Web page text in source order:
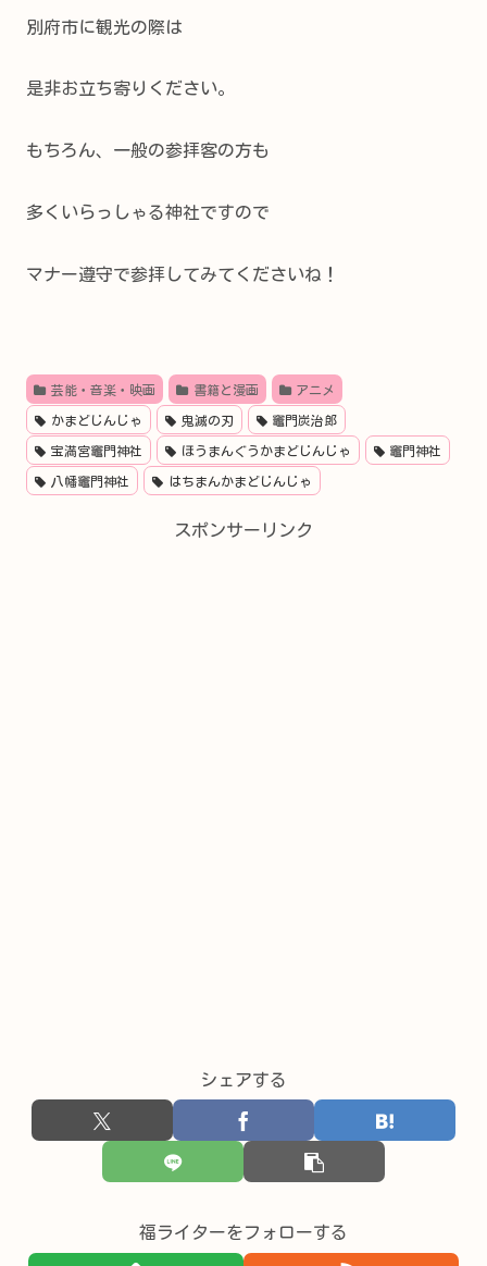
別府市に観光の際は
是非お立ち寄りください。
もちろん、一般の参拝客の方も
多くいらっしゃる神社ですので
マナー遵守で参拝してみてくださいね！
芸能・音楽・映画 書籍と漫画 アニメ
かまどじんじゃ 鬼滅の刃 竈門炭治郎
宝満宮竈門神社 ほうまんぐうかまどじんじゃ 竈門神社
八幡竈門神社 はちまんかまどじんじゃ
スポンサーリンク
シェアする
福ライターをフォローする